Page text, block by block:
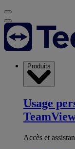
Produits
Usage
Accès et